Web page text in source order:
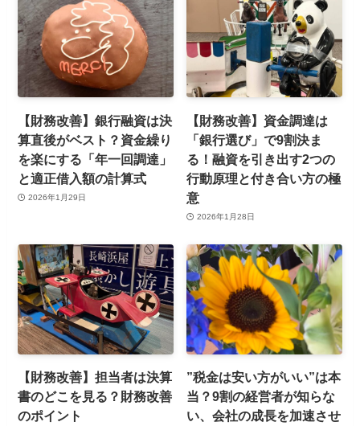
【財務改善】銀行融資は決
算直後がベスト？資金繰り
を楽にする「年一回調達」
と適正借入額の計算式
2026年1月29日
【財務改善】資金調達は
「銀行選び」で9割決ま
る！融資を引き出す2つの
行動原理と付き合い方の極
意
2026年1月28日
【財務改善】担当者は決算
書のどこを見る？財務改善
のポイント
”税金は安い方がいい”は本
当？9割の経営者が知らな
い、会社の成長を加速させ